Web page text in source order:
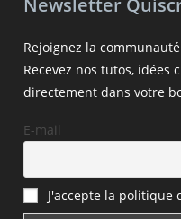
Rejoignez la
Recevez nos tutos, idées
directement dans votre
E-mail
J'accepte la politique